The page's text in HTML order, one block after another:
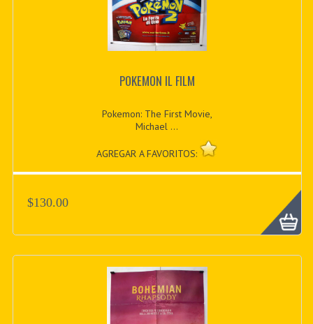
POKEMON IL FILM
Pokemon: The First Movie,
Michael ...
AGREGAR A FAVORITOS:
$130.00